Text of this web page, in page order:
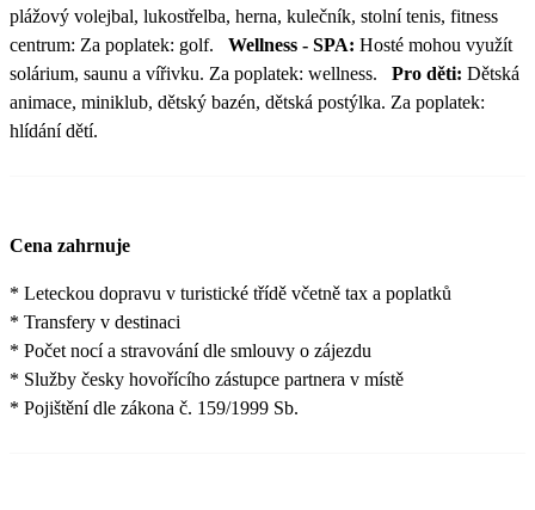
plážový volejbal, lukostřelba, herna, kulečník, stolní tenis, fitness
centrum: Za poplatek: golf. Wellness - SPA: Hosté mohou využít
solárium, saunu a vířivku. Za poplatek: wellness. Pro děti: Dětská
animace, miniklub, dětský bazén, dětská postýlka. Za poplatek:
hlídání dětí.
Cena zahrnuje
* Leteckou dopravu v turistické třídě včetně tax a poplatků
* Transfery v destinaci
* Počet nocí a stravování dle smlouvy o zájezdu
* Služby česky hovořícího zástupce partnera v místě
* Pojištění dle zákona č. 159/1999 Sb.